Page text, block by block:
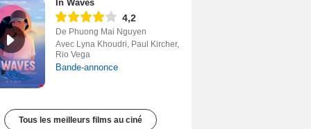
In Waves
4,2
De Phuong Mai Nguyen
Avec Lyna Khoudri, Paul Kircher,
Rio Vega
Bande-annonce
Tous les meilleurs films au ciné